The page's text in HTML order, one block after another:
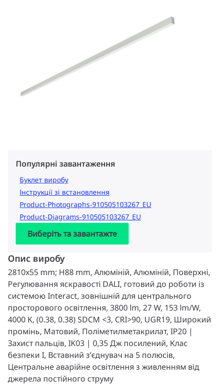
Популярні завантаження
Буклет виробу
Інструкції зі встановлення
Product-Photographs-910505103267_EU
Product-Diagrams-910505103267_EU
Виберіть та завантажте
Опис виробу
2810x55 mm; H88 mm, Алюміній, Алюміній, Поверхні,
Регулювання яскравості DALI, готовий до роботи із
системою Interact, зовнішній для центрального
просторового освітлення, 3800 lm, 27 W, 153 lm/W,
4000 K, (0.38, 0.38) SDCM <3, CRI>90, UGR19, Широкий
промінь, Матовий, Поліметилметакрилат, IP20 |
Захист пальців, IK03 | 0,35 Дж посилений, Клас
безпеки I, Вставний з’єднувач на 5 полюсів,
Центральне аварійне освітлення з живленням від
джерела постійного струму